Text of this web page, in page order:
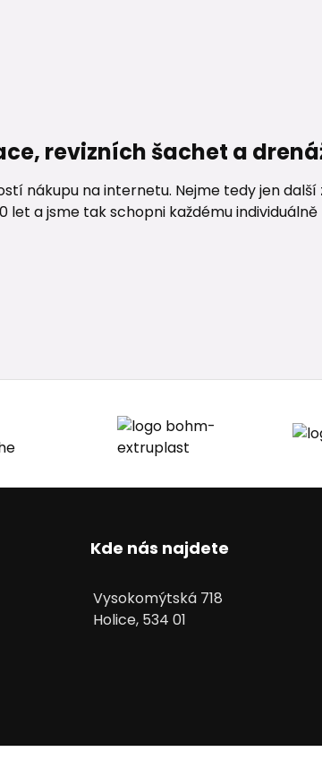
revizních šachet a
nákupu na internetu. Nejme tedy jen
a jsme tak schopni každému
Kde nás najdete
Vysokomýtská 718
Holice, 534 01